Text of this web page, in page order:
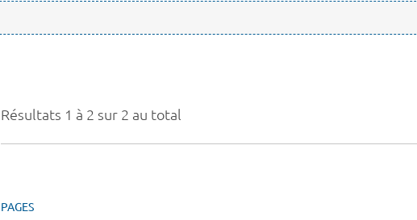
Résultats 1 à 2 sur 2 au total
PAGES